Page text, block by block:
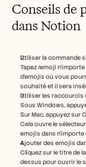
Conseils de
dans Notion
Utiliser la commande
Tapez /emoji
d’emojis où vous
souhaité et il sera
Utiliser les raccourcis
Sous Windows,
Sur Mac, appuyez sur
Cela ouvre le
emojis dans
Ajouter des emojis
Cliquez sur le titre de
dessus pour ouvrir le